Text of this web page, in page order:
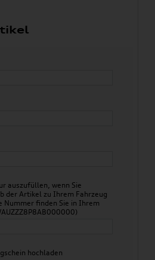
auszufüllen, wenn Sie
der Artikel zu Ihrem Fahrzeug
Nummer finden Sie in Ihrem
hochladen